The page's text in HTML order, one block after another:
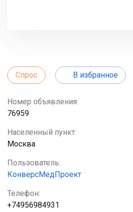
Спрос В избранное
Номер объявления:
76959
Населенный пункт:
Москва
Пользователь:
КонверсМедПроект
Телефон:
+74956984931